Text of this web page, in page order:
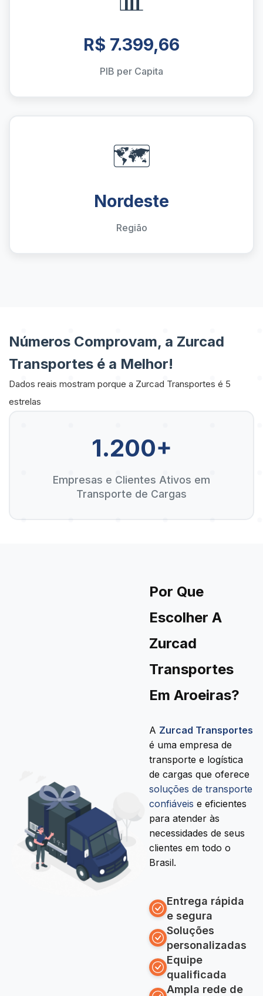
R$ 7.399,66
PIB per Capita
🗺️
Nordeste
Região
Números Comprovam, a Zurcad
Transportes é a Melhor!
Dados reais mostram porque a Zurcad Transportes é 5
estrelas
1.200+
Empresas e Clientes Ativos em
Transporte de Cargas
Por Que
Escolher A
Zurcad
Transportes
Em Aroeiras?
A Zurcad Transportes
é uma empresa de
transporte e logística
de cargas que oferece
soluções de transporte
confiáveis e eficientes
para atender às
necessidades de seus
clientes em todo o
Brasil.
Entrega rápida
e segura
Soluções
personalizadas
Equipe
qualificada
Ampla rede de